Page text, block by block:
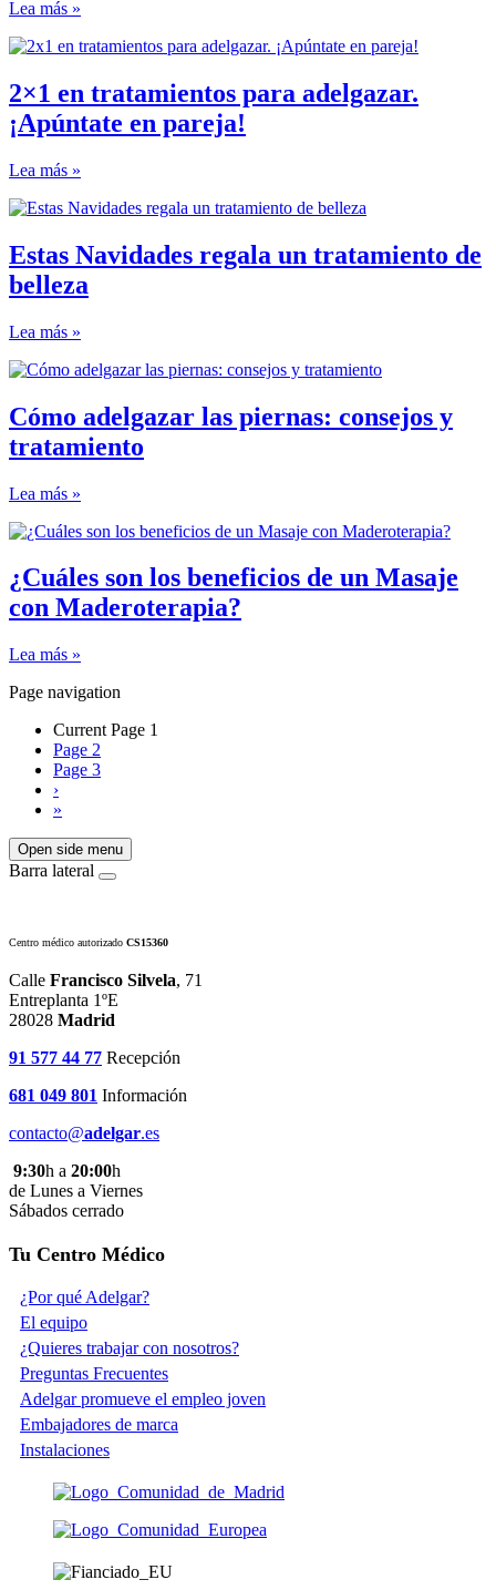
Lea más »
2×1 en tratamientos para adelgazar.
¡Apúntate en pareja!
Lea más »
Estas Navidades regala un tratamiento de
belleza
Lea más »
Cómo adelgazar las piernas: consejos y
tratamiento
Lea más »
¿Cuáles son los beneficios de un Masaje
con Maderoterapia?
Lea más »
Page navigation
Current Page 1
Page 2
Page 3
›
»
Open side menu
Barra lateral
Centro médico autorizado CS15360
Calle Francisco Silvela, 71
Entreplanta 1ºE
28028 Madrid
91 577 44 77 Recepción
681 049 801 Información
contacto@adelgar.es
9:30h a 20:00h
de Lunes a Viernes
Sábados cerrado
Tu Centro Médico
¿Por qué Adelgar?
El equipo
¿Quieres trabajar con nosotros?
Preguntas Frecuentes
Adelgar promueve el empleo joven
Embajadores de marca
Instalaciones